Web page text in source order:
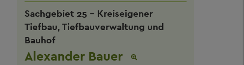
Sachgebiet 25 - Kreiseigener
Tiefbau, Tiefbauverwaltung und
Bauhof
Alexander Bauer